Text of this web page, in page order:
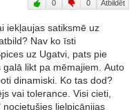
0 0 Atbildēt
iekļaujas satiksmē uz
Nav ko īsti
uz Ugatvi, pats pie
likt pa mēmajiem. Auto
dinamiski. Ko tas dod?
vai tolerance. Visi cieti,
lielpicānijas